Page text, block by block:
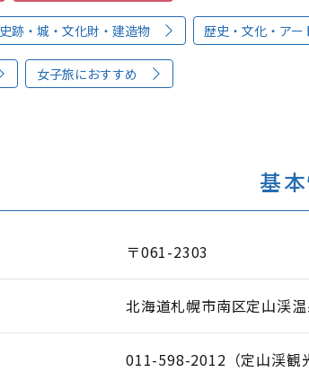
史跡・城・文化財・建造物 歴史・文化・アー
女子旅におすすめ
基
〒061-2303
北海道札幌市南区定山渓
011-598-2012（定山渓観